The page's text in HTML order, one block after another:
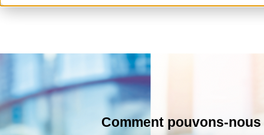
Comment pouvons-